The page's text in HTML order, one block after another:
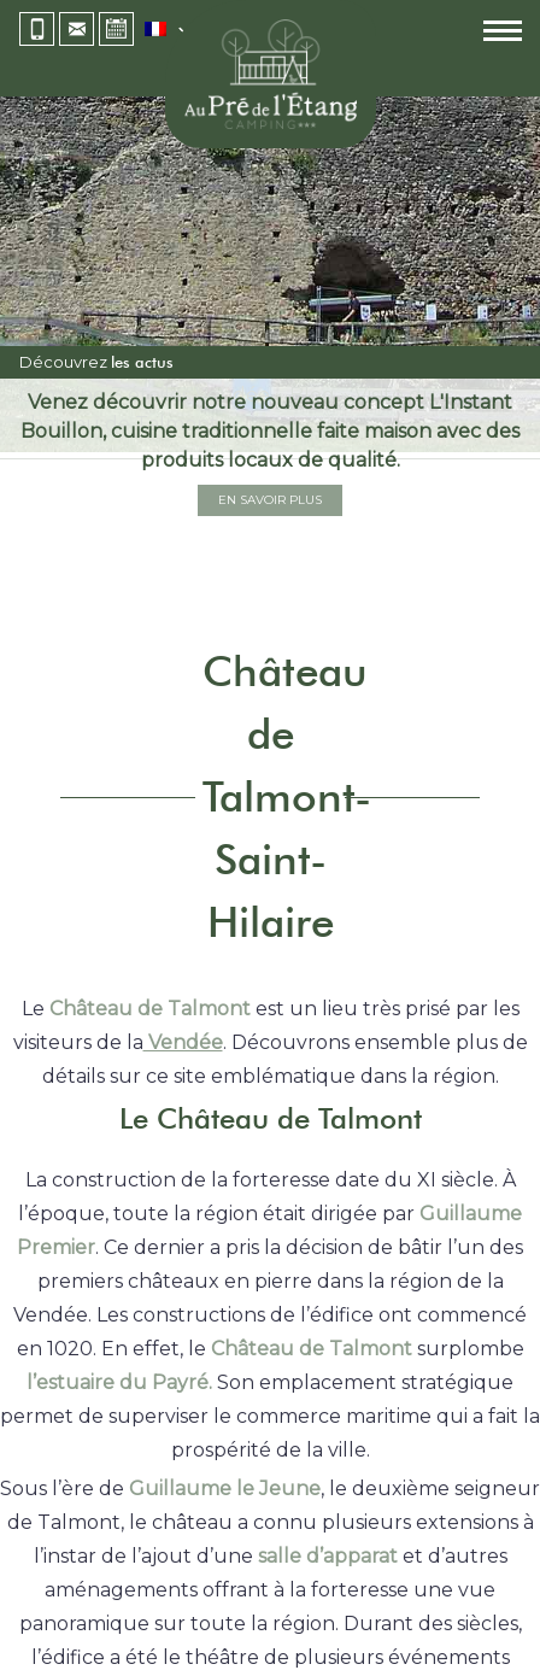
Découvrez les actus
Venez découvrir notre nouveau concept L'Instant
Bouillon, cuisine traditionnelle faite maison avec des
produits locaux de qualité.
EN SAVOIR PLUS
Camping 3 étoiles Vendée»Blog»Visite du
château de Talmont
Château
de
Talmont-
Saint-
Hilaire
Le Château de Talmontest un lieu très prisé par les
visiteurs de la Vendée. Découvrons ensemble plus de
détails sur ce site emblématique dans la région.
Le Château de Talmont
La construction de la forteresse date du XI siècle. À
l’époque, toute la région était dirigée par Guillaume
Premier. Ce dernier a pris la décision de bâtir l’un des
premiers châteaux en pierre dans la région de la
Vendée. Les constructions de l’édifice ont commencé
en 1020. En effet, le Château de Talmontsurplombe
l’estuaire du Payré. Son emplacement stratégique
permet de superviser le commerce maritime qui a fait la
prospérité de la ville.
Sous l’ère de Guillaume le Jeune, le deuxième seigneur
de Talmont, le château a connu plusieurs extensions à
l’instar de l’ajout d’une salle d’apparat et d’autres
aménagements offrant à la forteresse une vue
panoramique sur toute la région. Durant des siècles,
l’édifice a été le théâtre de plusieurs événements